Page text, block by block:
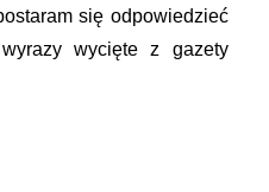
się odpowiedzieć
wycięte z gazety